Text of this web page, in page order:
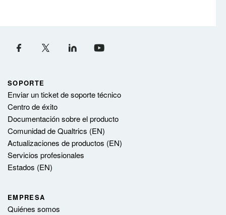
SOPORTE
Enviar un ticket de soporte técnico
Centro de éxito
Documentación sobre el producto
Comunidad de Qualtrics (EN)
Actualizaciones de productos (EN)
Servicios profesionales
Estados (EN)
EMPRESA
Quiénes somos